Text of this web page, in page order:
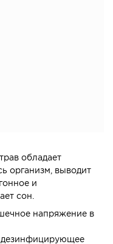
обладает
организм, выводит
и
сон.
напряжение в
дезинфицирующее